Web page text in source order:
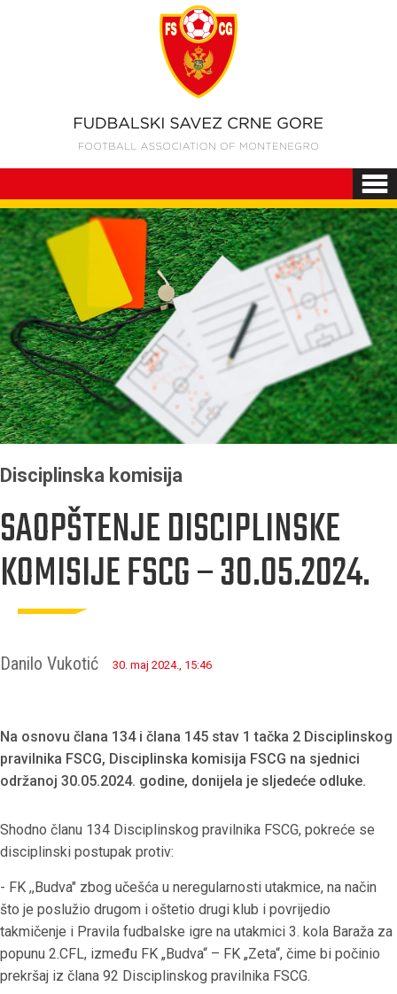
Disciplinska komisija
SAOPŠTENJE DISCIPLINSKE
KOMISIJE FSCG – 30.05.2024.
Danilo Vukotić 30. maj 2024., 15:46
Na osnovu člana 134 i člana 145 stav 1 tačka 2 Disciplinskog
pravilnika FSCG, Disciplinska komisija FSCG na sjednici
održanoj 30.05.2024. godine, donijela je sljedeće odluke.
Shodno članu 134 Disciplinskog pravilnika FSCG, pokreće se
disciplinski postupak protiv:
- FK ,,Budva" zbog učešća u neregularnosti utakmice, na način
što je poslužio drugom i oštetio drugi klub i povrijedio
takmičenje i Pravila fudbalske igre na utakmici 3. kola Baraža za
popunu 2.CFL, između FK „Budva“ – FK „Zeta“, čime bi počinio
prekršaj iz člana 92 Disciplinskog pravilnika FSCG.